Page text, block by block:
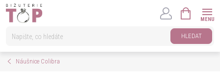
Přejít
HLEDAT
KOŠÍK
Náušnice Colibra